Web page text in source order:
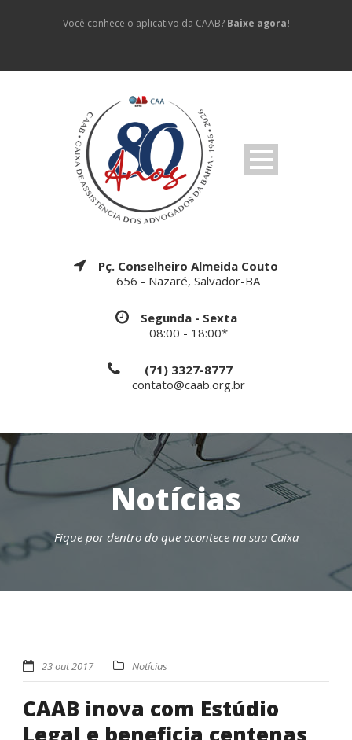
Você conhece o aplicativo da CAAB? Baixe agora!
Pç. Conselheiro Almeida Couto
656 - Nazaré, Salvador-BA
Segunda - Sexta
08:00 - 18:00*
(71) 3327-8777
contato@caab.org.br
Notícias
Fique por dentro do que acontece na sua Caixa
23 out 2017 Notícias
CAAB inova com Estúdio
Legal e beneficia centenas